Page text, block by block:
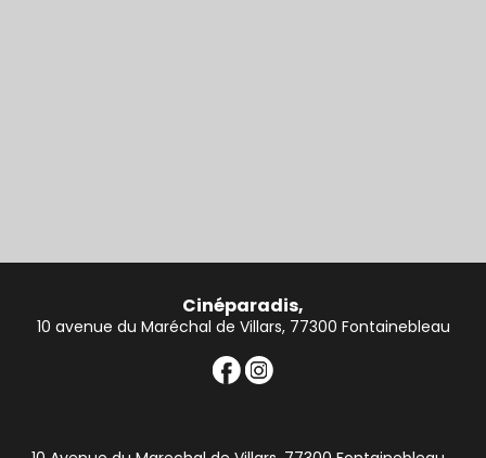
Cinéparadis,
10 avenue du Maréchal de Villars, 77300 Fontainebleau